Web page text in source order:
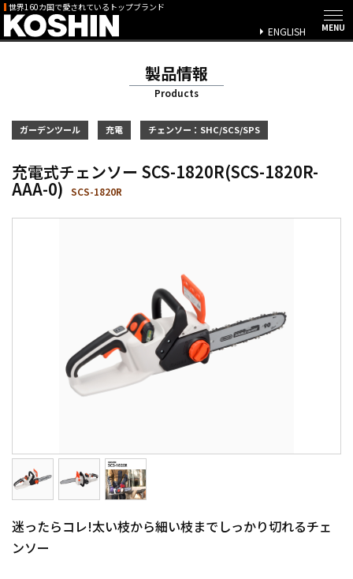
世界160カ国で愛されているトップブランド
ENGLISH
製品情報
Products
ガーデンツール 充電 チェンソー：SHC/SCS/SPS
充電式チェンソー SCS-1820R(SCS-1820R-
AAA-0) SCS-1820R
迷ったらコレ!太い枝から細い枝までしっかり切れるチェ
ンソー